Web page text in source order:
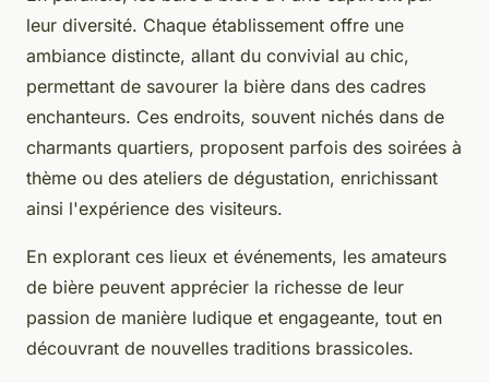
leur diversité. Chaque établissement offre une
ambiance distincte, allant du convivial au chic,
permettant de savourer la bière dans des cadres
enchanteurs. Ces endroits, souvent nichés dans de
charmants quartiers, proposent parfois des soirées à
thème ou des ateliers de dégustation, enrichissant
ainsi l'expérience des visiteurs.
En explorant ces lieux et événements, les amateurs
de bière peuvent apprécier la richesse de leur
passion de manière ludique et engageante, tout en
découvrant de nouvelles traditions brassicoles.